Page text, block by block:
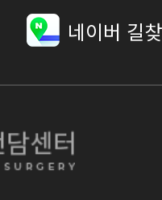
네이버 길